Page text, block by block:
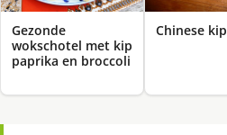
Gezonde
wokschotel met kip
paprika en broccoli
Chinese kip